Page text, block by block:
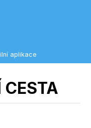
aplikace
CESTA